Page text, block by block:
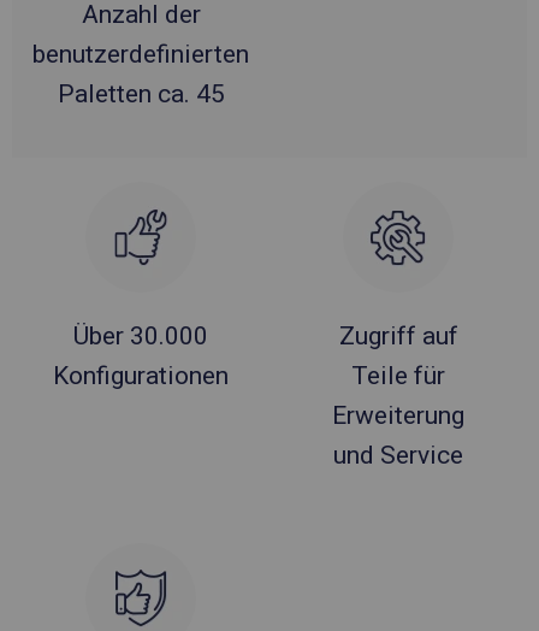
Anzahl der
benutzerdefinierten
Paletten ca. 45
Über 30.000
Konfigurationen
Zugriff auf
Teile für
Erweiterung
und Service